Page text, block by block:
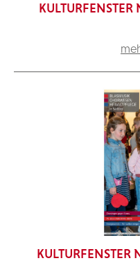
KULTURFENSTER